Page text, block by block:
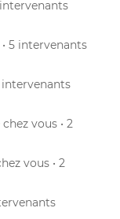
intervenants
• 5 intervenants
intervenants
chez vous • 2
vous • 2